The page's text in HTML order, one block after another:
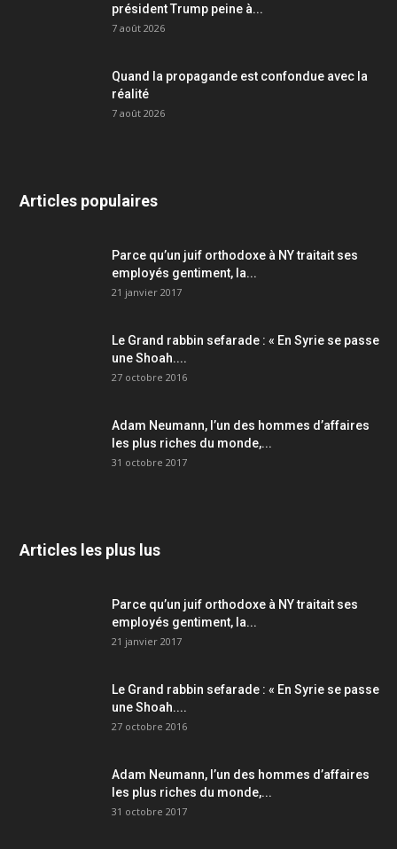
président Trump peine à...
7 août 2026
Quand la propagande est confondue avec la
réalité
7 août 2026
Articles populaires
Parce qu’un juif orthodoxe à NY traitait ses
employés gentiment, la...
21 janvier 2017
Le Grand rabbin sefarade : « En Syrie se passe
une Shoah....
27 octobre 2016
Adam Neumann, l’un des hommes d’affaires
les plus riches du monde,...
31 octobre 2017
Articles les plus lus
Parce qu’un juif orthodoxe à NY traitait ses
employés gentiment, la...
21 janvier 2017
Le Grand rabbin sefarade : « En Syrie se passe
une Shoah....
27 octobre 2016
Adam Neumann, l’un des hommes d’affaires
les plus riches du monde,...
31 octobre 2017